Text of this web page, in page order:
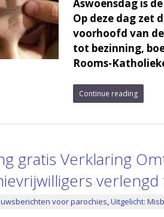
Aswoensdag is
Op deze dag zet
voorhoofd van
tot bezinning,
Rooms-
Continue reading
gratis Verklaring
voor parochies,Uitgelicht: